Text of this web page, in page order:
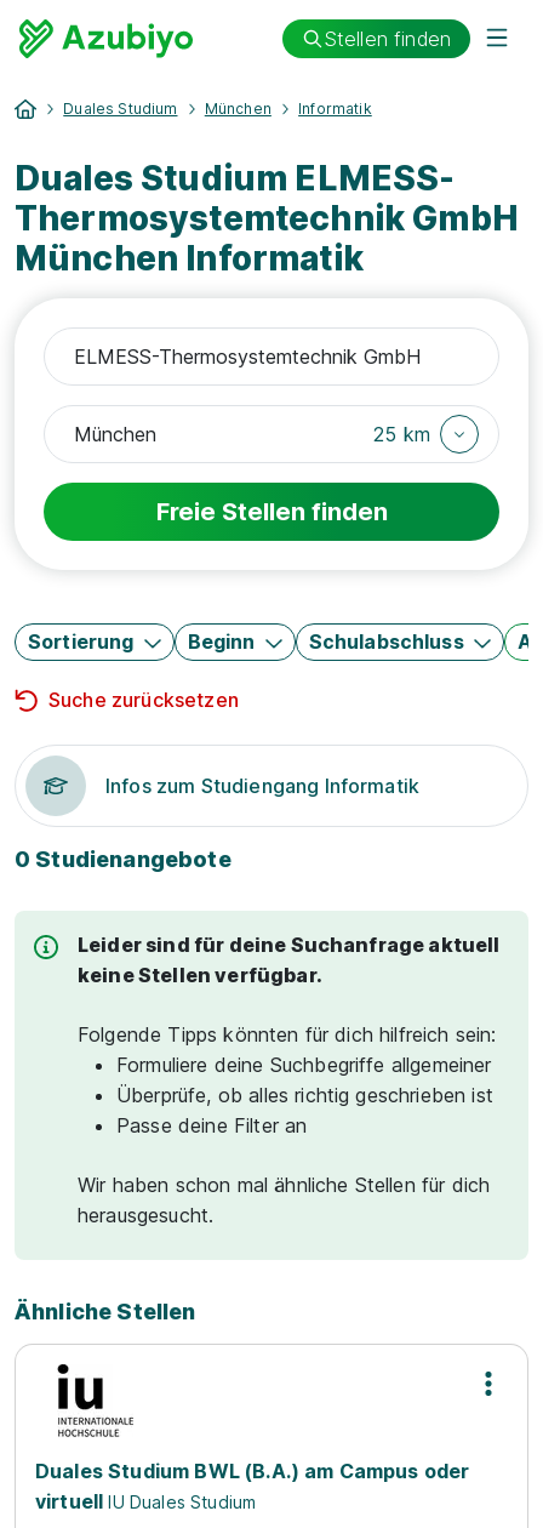
Stellen finden
Duales Studium München Informatik
Duales Studium ELMESS-
Thermosystemtechnik GmbH
München Informatik
25 km
Freie Stellen finden
Sortierung Beginn Schulabschluss
Suche zurücksetzen
Infos zum Studiengang Informatik
0 Studienangebote
Leider sind für deine Suchanfrage aktuell
keine Stellen verfügbar.
Folgende Tipps könnten für dich hilfreich sein:
Formuliere deine Suchbegriffe allgemeiner
Überprüfe, ob alles richtig geschrieben ist
Passe deine Filter an
Wir haben schon mal ähnliche Stellen für dich
herausgesucht.
Ähnliche Stellen
Duales Studium BWL (B.A.) am Campus oder
virtuell IU Duales Studium